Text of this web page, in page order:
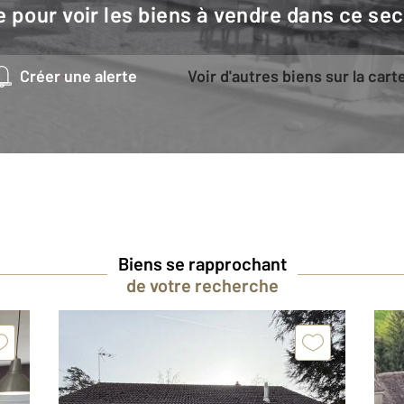
pour voir les biens à vendre dans ce
Créer une alerte Voir d'autres biens sur la
Biens se rapprochant
de votre recherche